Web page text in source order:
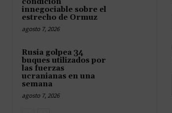
innegociable sobre el
estrecho de Ormuz
agosto 7, 2026
Rusia golpea 34
buques utilizados por
las fuerzas
ucranianas en una
semana
agosto 7, 2026